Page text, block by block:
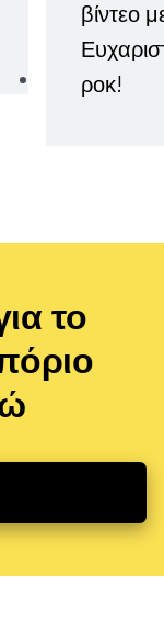
βίντεο
ροκ!
το